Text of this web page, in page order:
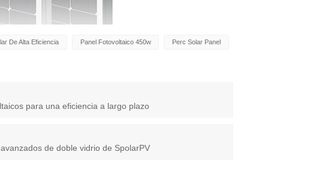
De Alta Eficiencia Panel Fotovoltaico 450w Perc Solar Panel
para una eficiencia a largo plazo
de doble vidrio de SpolarPV